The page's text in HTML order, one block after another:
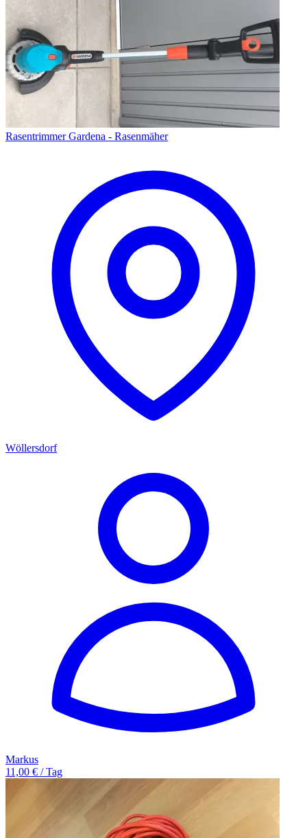
Rasentrimmer Gardena - Rasenmäher
Wöllersdorf
Markus
11,00 € / Tag